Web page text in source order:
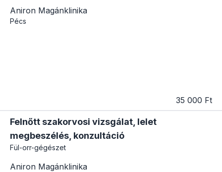
Aniron Magánklinika
Pécs
35 000 Ft
Felnőtt szakorvosi vizsgálat, lelet
megbeszélés, konzultáció
Fül-orr-gégészet
Aniron Magánklinika